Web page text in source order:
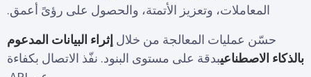
المعاملات، وتعزيز الأتمتة، والحصول على رؤىً أعمق.
حسّن عمليات المعالجة من خلال إثراء البيانات المدعوم
بالذكاء الاصطناعيبدقة على مستوى البنود. نفّذ الاتصال بكفاءة